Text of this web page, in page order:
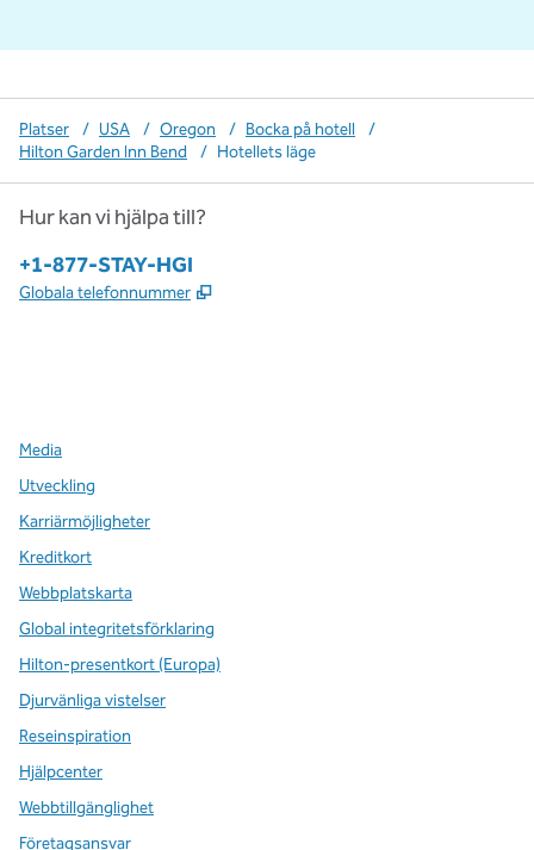
Platser / USA / Oregon / Bocka på hotell
/
Hilton Garden Inn Bend
/ Hotellets läge
Hur kan vi hjälpa till?
Telefon:
+1-877-STAY-HGI
Globala telefonnummer ,
Media
Utveckling
Karriärmöjligheter
Kreditkort
Webbplatskarta
Global integritetsförklaring
Hilton-presentkort (Europa)
Djurvänliga vistelser
Reseinspiration
Hjälpcenter
Webbtillgänglighet
Företagsansvar